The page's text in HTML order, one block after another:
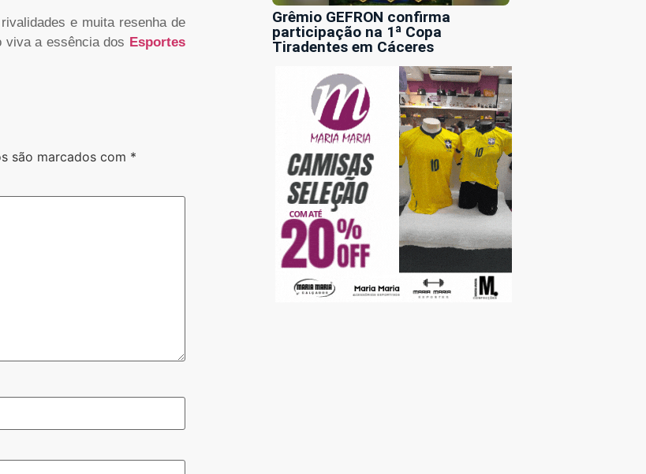
e muita resenha de
viva a essência dos Esportes
são marcados com *
Grêmio GEFRON confirma
participação na 1ª Copa
Tiradentes em Cáceres